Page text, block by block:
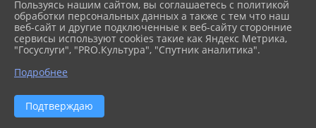
Пользуясь нашим сайтом, вы соглашаетесь с политикой
обработки персональных данных а также с тем что наш
веб-сайт и другие подключенные к веб-сайту сторонние
сервисы используют cookies такие как Яндекс Метрика,
"Госуслуги", "PRO.Культура", "Спутник аналитика".
Подробнее
Подтверждаю